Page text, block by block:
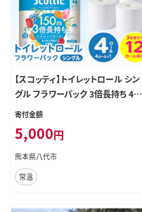
【スコッティ】トイレットロール シン
グル フラワーパック 3倍長持ち 4ロ
ール 香りつき 日用品 生活必需品
寄付金額
5,000円
熊本県八代市
常温